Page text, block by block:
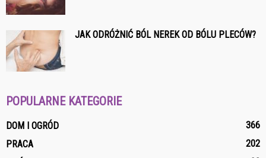
JAK ODRÓŻNIĆ BÓL NEREK OD BÓLU PLECÓW?
POPULARNE KATEGORIE
DOM I OGRÓD
366
PRACA
202